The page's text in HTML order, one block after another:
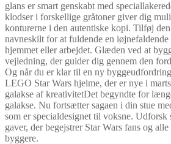
glans er smart genskabt med
klodser i forskellige gråtoner giver dig
konturerne i den autentiske kopi. Tilføj
navneskilt for at fuldende en
hjemmet eller arbejdet. Glæden ved at
vejledning, der guider dig gennem den
Og når du er klar til en ny
LEGO Star Wars hjelme, der er nye i
galakse af kreativitetDet begyndte for
galakse. Nu fortsætter sagaen i din stue
som er specialdesignet til voksne. Udforsk
gaver, der begejstrer Star Wars fans og
byggere.